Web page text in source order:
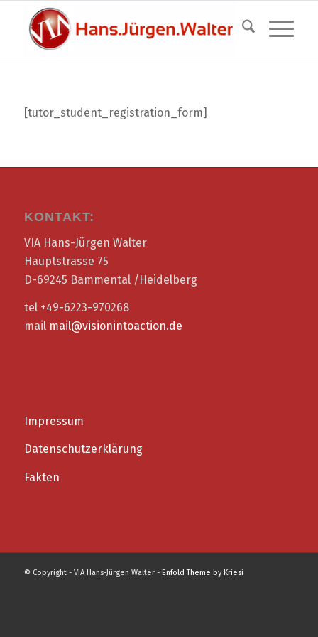
[tutor_student_registration_form]
KONTAKT:
VIA Hans-Jürgen Walter
Hauptstrasse 75
D-69245 Bammental /Heidelberg
tel +49-6223-970268
mail mail@visionintoaction.de
Impressum
Datenschutzerklärung
Fakten
© Copyright - VIA Hans-Jürgen Walter - Enfold Theme by Kriesi